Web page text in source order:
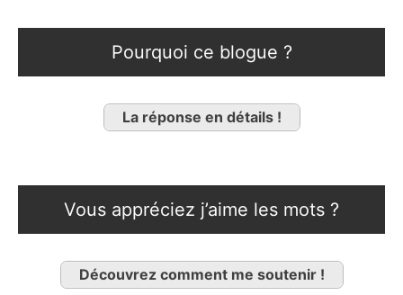
Pourquoi ce blogue ?
La réponse en détails !
Vous appréciez j’aime les mots ?
Découvrez comment me soutenir !